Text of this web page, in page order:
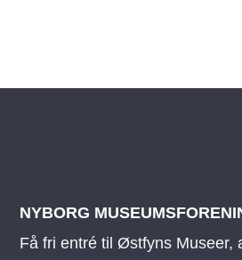
NYBORG
Få fri entré til Østfyns Museer,